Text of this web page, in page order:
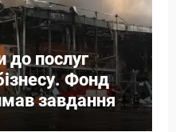
до послуг
Фонд
завдання